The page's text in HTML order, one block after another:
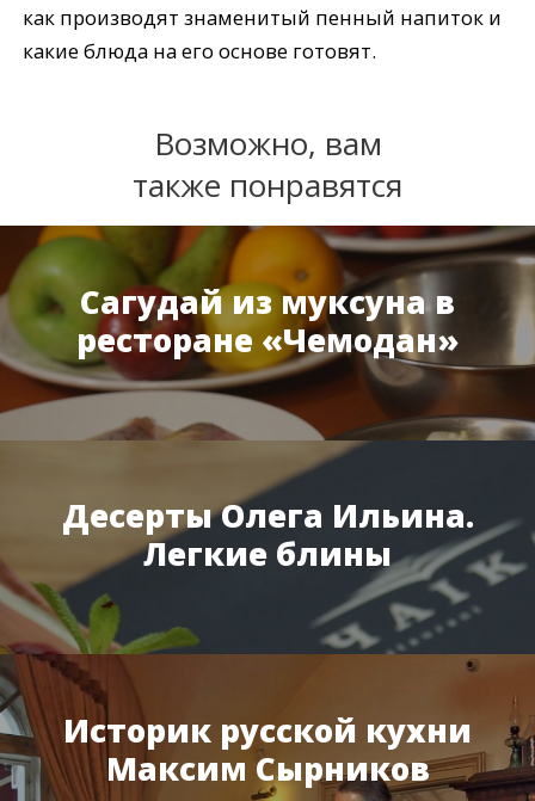
как производят знаменитый пенный напиток и
какие блюда на его основе готовят.
Возможно, вам
также понравятся
Сагудай из муксуна в
ресторане «Чемодан»
Десерты Олега Ильина.
Легкие блины
Историк русской кухни
Максим Сырников